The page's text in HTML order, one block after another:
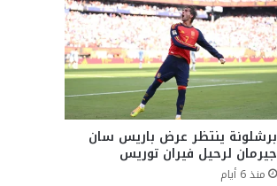
برشلونة ينتظر عرض باريس سان
جيرمان لرحيل فيران توريس
منذ 6 أيام